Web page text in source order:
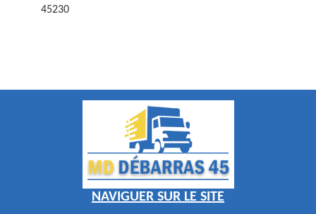
45230
NAVIGUER SUR LE SITE